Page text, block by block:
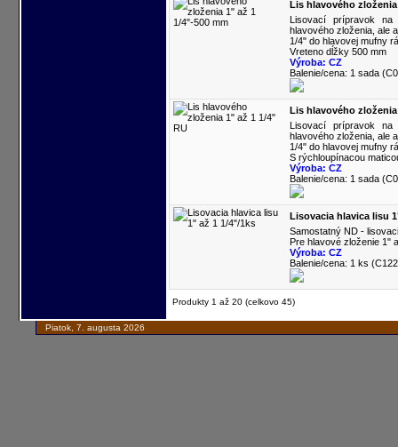
Lis hlavového zloženia
Lisovací prípravok na
hlavového zloženia, ale
1/4" do hlavovej mufny
Vreteno dĺžky 500 mm
Výroba: CZ
Balenie/cena: 1 sada
Lis hlavového zloženia
Lisovací prípravok na
hlavového zloženia, ale
1/4" do hlavovej mufny
S rýchloupínacou
Výroba: CZ
Balenie/cena: 1 sada
Lisovacia hlavica lisu
Samostatný ND -
Pre hlavové zloženie 1"
Výroba: CZ
Balenie/cena: 1 ks
Produkty 1 až 20 (celkovo 45)
Piatok, 7. augusta 2026